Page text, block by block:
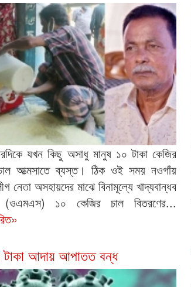
যখন কিছু অসাধু মানুষ ১০ টাকা কেজির
আত্মসাতে ব্যস্ত। ঠিক ওই সময় নওগাঁয়
অসহায়দের মাঝে বিনামূল্যে খাদ্যবান্ধব
(ওএমএস) ১০ কেজির চাল বিতরণের...
টাকা আদায় আপাতত বন্ধ